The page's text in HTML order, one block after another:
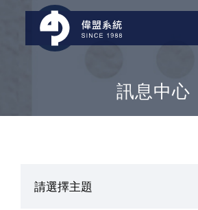
訊息中心
請選擇主題